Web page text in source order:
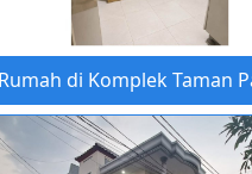
di Komplek Taman